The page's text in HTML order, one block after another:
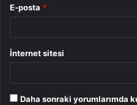
E-posta *
İnternet sitesi
Daha sonraki yorumlarımda